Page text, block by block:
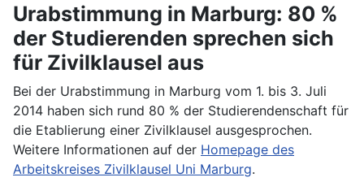
Urabstimmung in Marburg: 80 %
der Studierenden sprechen sich
für Zivilklausel aus
Bei der Urabstimmung in Marburg vom 1. bis 3. Juli
2014 haben sich rund 80 % der Studierendenschaft für
die Etablierung einer Zivilklausel ausgesprochen.
Weitere Informationen auf der Homepage des
Arbeitskreises Zivilklausel Uni Marburg.